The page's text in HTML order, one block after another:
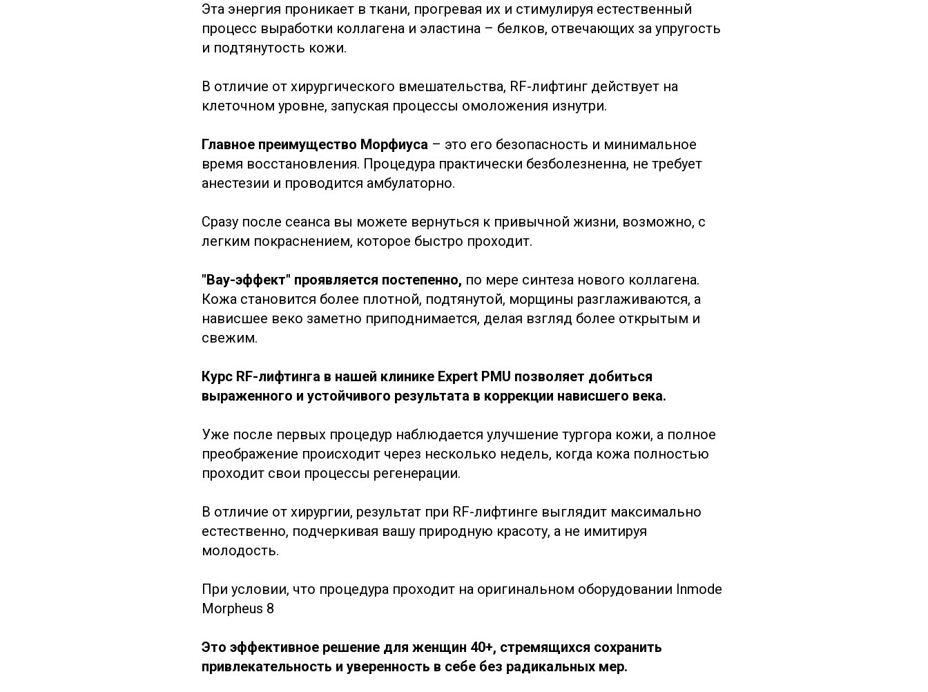
Эта энергия проникает в ткани, прогревая их и стимулируя естественный
процесс выработки коллагена и эластина – белков, отвечающих за упругость
и подтянутость кожи.
В отличие от хирургического вмешательства, RF-лифтинг действует на
клеточном уровне, запуская процессы омоложения изнутри.
Главное преимущество Морфиуса – это его безопасность и минимальное
время восстановления. Процедура практически безболезненна, не требует
анестезии и проводится амбулаторно.
Сразу после сеанса вы можете вернуться к привычной жизни, возможно, с
легким покраснением, которое быстро проходит.
"Вау-эффект" проявляется постепенно, по мере синтеза нового коллагена.
Кожа становится более плотной, подтянутой, морщины разглаживаются, а
нависшее веко заметно приподнимается, делая взгляд более открытым и
свежим.
Курс RF-лифтинга в нашей клинике Expert PMU позволяет добиться
выраженного и устойчивого результата в коррекции нависшего века.
Уже после первых процедур наблюдается улучшение тургора кожи, а полное
преображение происходит через несколько недель, когда кожа полностью
проходит свои процессы регенерации.
В отличие от хирургии, результат при RF-лифтинге выглядит максимально
естественно, подчеркивая вашу природную красоту, а не имитируя
молодость.
При условии, что процедура проходит на оригинальном оборудовании Inmode
Morpheus 8
Это эффективное решение для женщин 40+, стремящихся сохранить
привлекательность и уверенность в себе без радикальных мер.